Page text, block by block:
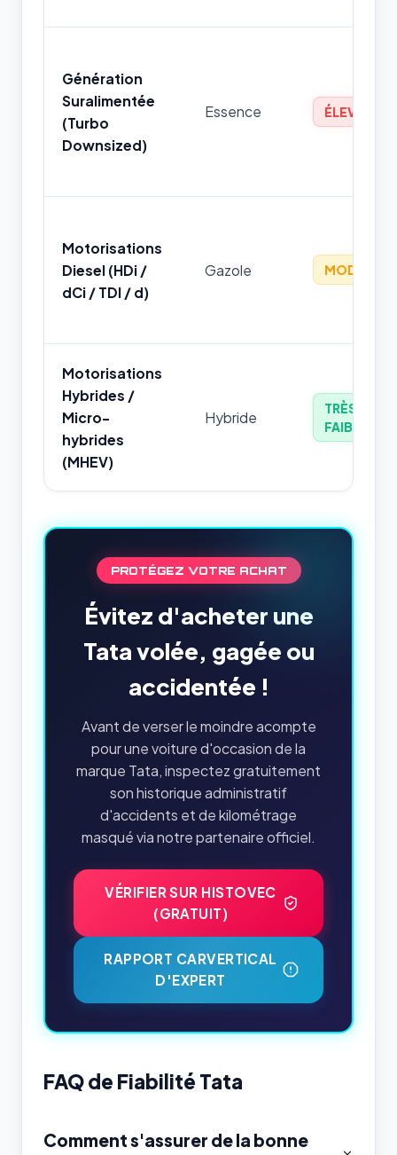
Génération
Suralimentée
(Turbo
Downsized)
Essence ÉLEVÉ
Motorisations
Diesel (HDi /
dCi / TDI / d)
Gazole MODÉRÉ
Motorisations
Hybrides /
Micro-
hybrides
(MHEV)
Hybride
TRÈS
FAIBLE
PROTÉGEZ VOTRE ACHAT
Évitez d'acheter une
Tata volée, gagée ou
accidentée !
Avant de verser le moindre acompte
pour une voiture d'occasion de la
marque Tata, inspectez gratuitement
son historique administratif
d'accidents et de kilométrage
masqué via notre partenaire officiel.
VÉRIFIER SUR HISTOVEC
(GRATUIT)
RAPPORT CARVERTICAL
D'EXPERT
FAQ de Fiabilité Tata
Comment s'assurer de la bonne